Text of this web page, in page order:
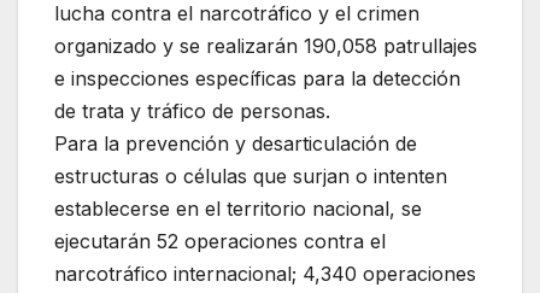
lucha contra el narcotráfico y el crimen
organizado y se realizarán 190,058 patrullajes
e inspecciones específicas para la detección
de trata y tráfico de personas.
Para la prevención y desarticulación de
estructuras o células que surjan o intenten
establecerse en el territorio nacional, se
ejecutarán 52 operaciones contra el
narcotráfico internacional; 4,340 operaciones